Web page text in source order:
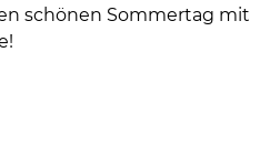
schönen Sommertag mit